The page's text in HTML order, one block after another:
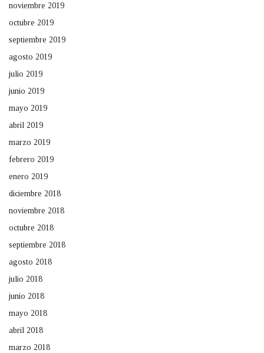
noviembre 2019
octubre 2019
septiembre 2019
agosto 2019
julio 2019
junio 2019
mayo 2019
abril 2019
marzo 2019
febrero 2019
enero 2019
diciembre 2018
noviembre 2018
octubre 2018
septiembre 2018
agosto 2018
julio 2018
junio 2018
mayo 2018
abril 2018
marzo 2018